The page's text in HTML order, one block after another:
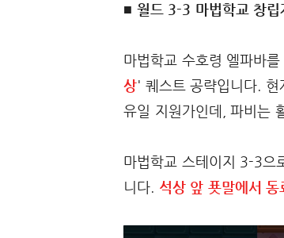
■ 월드 3-3 마법학교 창
마법학교 수호령 엘파바
상' 퀘스트 공략입니다.
유일 지원가인데, 파비는
마법학교 스테이지 3-3으
니다. 석상 앞 푯말에서 동